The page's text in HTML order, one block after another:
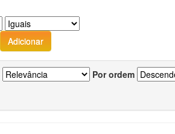
Por ordem